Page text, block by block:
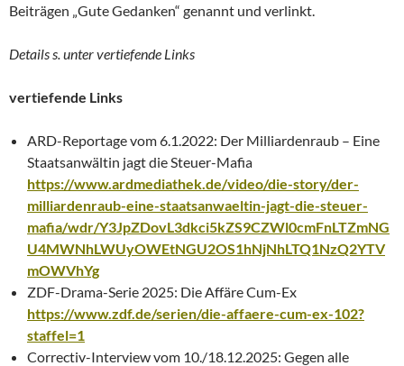
Beiträgen „Gute Gedanken“ genannt und verlinkt.
Details s. unter vertiefende Links
vertiefende Links
ARD-Reportage vom 6.1.2022: Der Milliardenraub – Eine
Staatsanwältin jagt die Steuer-Mafia
https://www.ardmediathek.de/video/die-story/der-
milliardenraub-eine-staatsanwaeltin-jagt-die-steuer-
mafia/wdr/Y3JpZDovL3dkci5kZS9CZWl0cmFnLTZmNG
U4MWNhLWUyOWEtNGU2OS1hNjNhLTQ1NzQ2YTV
mOWVhYg
ZDF-Drama-Serie 2025: Die Affäre Cum-Ex
https://www.zdf.de/serien/die-affaere-cum-ex-102?
staffel=1
Correctiv-Interview vom 10./18.12.2025: Gegen alle